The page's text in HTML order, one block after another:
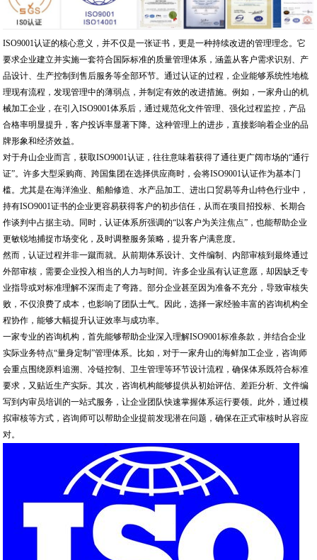
ISO9001认证的核心意义，并不仅是一张证书，更是一种持续改进的管理理念。它
要求企业建立并实施一套符合国际标准的质量管理体系，涵盖从客户需求识别、产
品设计、生产控制到售后服务等全部环节。通过认证的过程，企业能够系统性地梳
理现有流程，发现管理中的薄弱点，并制定有效的改进措施。例如，一家舟山的机
械加工企业，在引入ISO9001体系后，通过规范化文件管理、强化过程监控，产品
合格率明显提升，客户投诉率显著下降。这种管理上的进步，直接影响着企业的品
牌形象和经济效益。
对于舟山企业而言，获取ISO9001认证，往往意味着获得了通往更广阔市场的“通行
证”。许多大型采购商、跨国集团在选择供应商时，会将ISO9001认证作为基本门
槛。尤其是在海洋渔业、船舶修造、水产品加工、进出口贸易等舟山特色行业中，
持有ISO9001证书的企业更容易获得客户的初步信任，从而在项目招投标、长期合
作谈判中占据主动。同时，认证体系所强调的“以客户为关注焦点”，也能帮助企业
更敏锐地捕捉市场变化，及时调整服务策略，提升客户满意度。
然而，认证过程并非一蹴而就。从前期体系设计、文件编制、内部审核到最终通过
外部审核，需要企业投入相当的人力与时间。许多企业虽有认证意愿，却因缺乏专
业指导或对标准理解不深而走了弯路。部分企业甚至因为准备不充分，导致审核失
败，不仅浪费了成本，也影响了团队士气。因此，选择一家经验丰富的咨询机构全
程协作，能够大幅提升认证效率与成功率。
一家专业的咨询机构，首先能够帮助企业深入理解ISO9001标准条款，并结合企业
实际业务特点“量身定制”管理体系。比如，对于一家舟山的海鲜加工企业，咨询师
会重点围绕原料追溯、冷链控制、卫生管理等环节设计流程，确保体系既符合标准
要求，又贴近生产实际。其次，咨询机构能够提供从初始评估、差距分析、文件编
写到内审员培训的一站式服务，让企业团队快速掌握体系运行要领。此外，通过模
拟审核等方式，咨询师可以帮助企业提前发现潜在问题，确保在正式审核时从容应
对。